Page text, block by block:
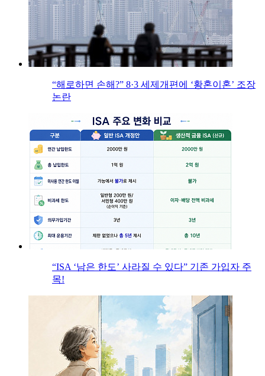
“해로하면 손해?” 8·3 세제개편에 ‘황혼이혼’ 조장
논란
“ISA ‘남은 한도’ 사라질 수 있다” 기존 가입자 주
목!